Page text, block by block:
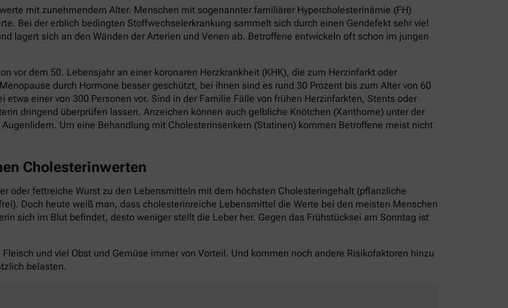
mit zunehmendem Alter. Menschen mit sogenannter familiärer Hypercholesterinämie (FH)
Bei der erblich bedingten Stoffwechselerkrankung sammelt sich durch einen Gendefekt sehr viel
lagert sich an den Wänden der Arterien und Venen ab. Betroffene entwickeln oft schon im jungen
vor dem 50. Lebensjahr an einer koronaren Herzkrankheit (KHK), die zum Herzinfarkt oder
durch Hormone besser geschützt, bei ihnen sind es rund 30 Prozent bis zum Alter von 60
einer von 300 Personen vor. Sind in der Familie Fälle von frühen Herzinfarkten, Stents oder
dringend überprüfen lassen. Anzeichen können auch gelbliche Knötchen (Xanthome) unter der
Um eine Behandlung mit Cholesterinsenkern (Statinen) kommen Betroffene meist nicht
Cholesterinwerten
oder fettreiche Wurst zu den Lebensmitteln mit dem höchsten Cholesteringehalt (pflanzliche
Doch heute weiß man, dass cholesterinreiche Lebensmittel die Werte bei den meisten Menschen
sich im Blut befindet, desto weniger stellt die Leber her. Gegen das Frühstücksei am Sonntag ist
und viel Obst und Gemüse immer von Vorteil. Und kommen noch andere Risikofaktoren hinzu
belasten.